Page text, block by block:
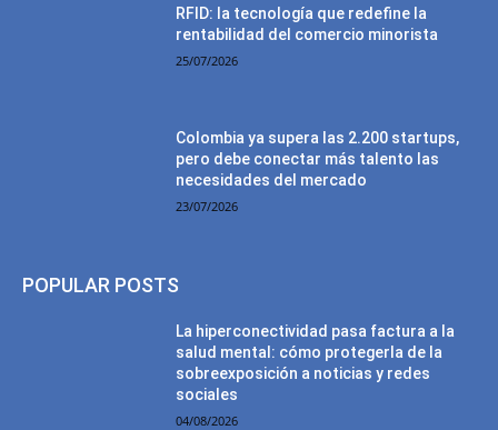
RFID: la tecnología que redefine la
rentabilidad del comercio minorista
25/07/2026
Colombia ya supera las 2.200 startups,
pero debe conectar más talento las
necesidades del mercado
23/07/2026
POPULAR POSTS
La hiperconectividad pasa factura a la
salud mental: cómo protegerla de la
sobreexposición a noticias y redes
sociales
04/08/2026